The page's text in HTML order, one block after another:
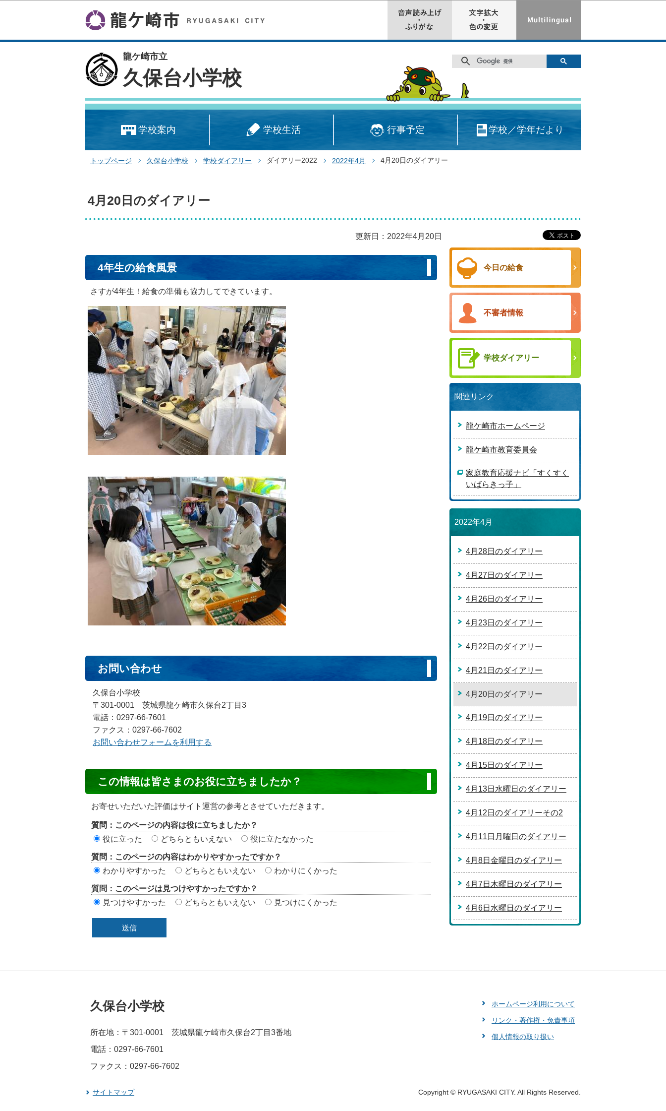
龍ケ崎市立
久保台小学校
学校案内 学校生活 行事予定 学校／学年だより
トップページ 久保台小学校 学校ダイアリー ダイアリー2022 2022年4月 4月20日のダイアリー
4月20日のダイアリー
更新日：2022年4月20日
4年生の給食風景
さすが4年生！給食の準備も協力してできています。
お問い合わせ
久保台小学校
〒301-0001 茨城県龍ケ崎市久保台2丁目3
電話：0297-66-7601
ファクス：0297-66-7602
お問い合わせフォームを利用する
ン
テ
ン
ツ
価
リ
ア
この情報は皆さまのお役に立ちましたか？
お寄せいただいた評価はサイト運営の参考とさせていただきます。
質問：このページの内容は役に立ちましたか？
役に立った
どちらともいえない 役に立たなかった
質問：このページの内容はわかりやすかったですか？
わかりやすかった
どちらともいえない わかりにくかった
質問：このページは見つけやすかったですか？
見つけやすかった
どちらともいえない 見つけにくかった
今日の給食
不審者情報
学校ダイアリー
関連リンク
龍ケ崎市ホームページ
龍ケ崎市教育委員会
家庭教育応援ナビ「すくすく
いばらきっ子」
2022年4月
4月28日のダイアリー
4月27日のダイアリー
4月26日のダイアリー
4月23日のダイアリー
4月22日のダイアリー
4月21日のダイアリー
4月20日のダイアリー
4月19日のダイアリー
4月18日のダイアリー
4月15日のダイアリー
4月13日水曜日のダイアリー
4月12日のダイアリーその2
4月11日月曜日のダイアリー
4月8日金曜日のダイアリー
4月7日木曜日のダイアリー
4月6日水曜日のダイアリー
ホームページ利用について
リンク・著作権・免責事項
個人情報の取り扱い
久保台小学校
所在地：〒301-0001 茨城県龍ケ崎市久保台2丁目3番地
電話：0297-66-7601
ファクス：0297-66-7602
サイトマップ Copyright © RYUGASAKI CITY. All Rights Reserved.